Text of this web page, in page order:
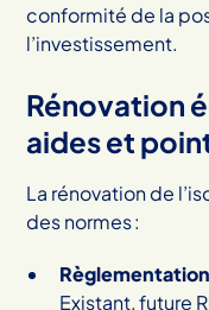
conformité de la
l’investissement.
Rénovation
aides et
La rénovation de
des normes :
Existant, future